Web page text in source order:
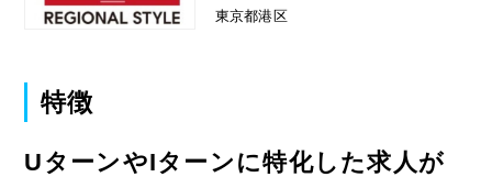
があるのは非常に魅力的だと感じます。
東京都港区
特徴
UターンやIターンに特化した求人が